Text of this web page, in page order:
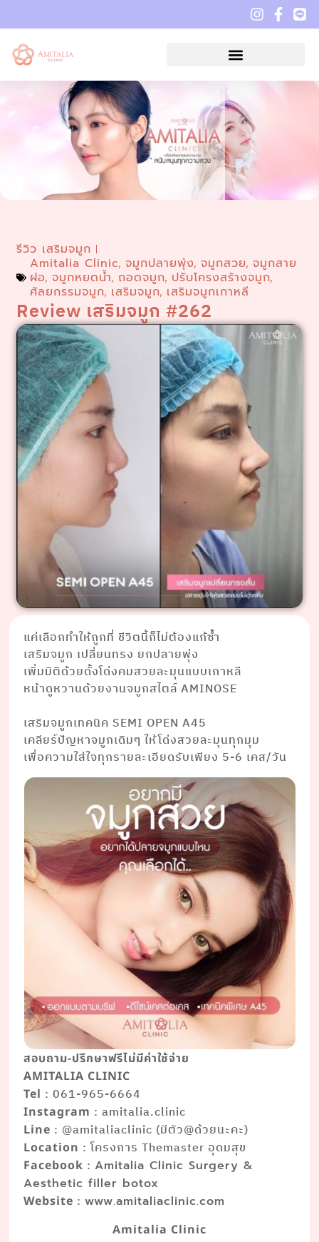
รีวิว เสริมจมูก
Amitalia Clinic,จมูกปลายพุ่ง,จมูกสวย,จมูกสาย
ฝอ,จมูกหยดน้ำ, ถอดจมูก, ปรับโครงสร้างจมูก,
ศัลยกรรมจมูก, เสริมจมูก, เสริมจมูกเกาหลี
Review เสริมจมูก #262
แค่เลือกทำให้ถูกที่ ชีวิตนี้ก็ไม่ต้องแก้ซ้ำ
เสริมจมูก เปลี่ยนทรง ยกปลายพุ่ง
เพิ่มมิติด้วยดั้งโด่งคมสวยละมุนแบบเกาหลี
หน้าดูหวานด้วยงานจมูกสไตล์ AMINOSE
เสริมจมูกเทคนิค SEMI OPEN A45
เคลียร์ปัญหาจมูกเดิมๆ ให้โด่งสวยละมุนทุกมุม
เพื่อความใส่ใจทุกรายละเอียดรับเพียง 5-6 เคส/วัน
สอบถาม-ปรึกษาฟรีไม่มีค่าใช้จ่าย
AMITALIA CLINIC
Tel : 061-965-6664
Instagram : amitalia.clinic
Line : @amitaliaclinic (มีตัว@ด้วยนะคะ)
Location : โครงการ Themaster อุดมสุข
Facebook :Amitalia Clinic Surgery &
Aesthetic filler botox
Website :www.amitaliaclinic.com
Amitalia Clinic